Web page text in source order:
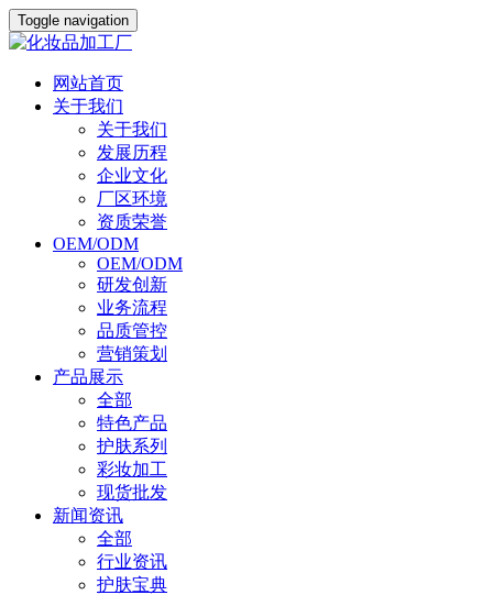
Toggle navigation
网站首页
关于我们
关于我们
发展历程
企业文化
厂区环境
资质荣誉
OEM/ODM
OEM/ODM
研发创新
业务流程
品质管控
营销策划
产品展示
全部
特色产品
护肤系列
彩妆加工
现货批发
新闻资讯
全部
行业资讯
护肤宝典